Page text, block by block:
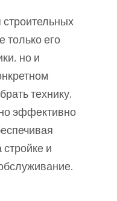
только его
но и
технику,
эффективно
и